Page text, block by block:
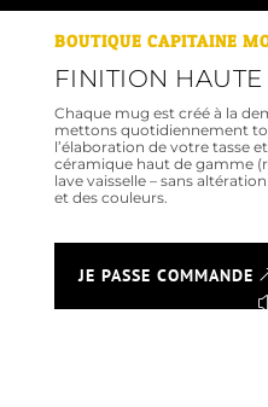
BOUTIQUE CAPITAINE
FINITION
Chaque mug est créé à la
mettons quotidiennement
l’élaboration de votre tasse
céramique haut de gamme
lave vaisselle – sans
et des couleurs.
JE PASSE COMMANDE